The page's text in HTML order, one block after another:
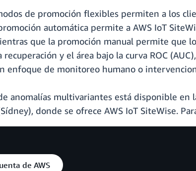
de promoción flexibles permiten a los
automática permite a AWS IoT
que la promoción manual permite que
recuperación y el área bajo la curva ROC
enfoque de monitoreo humano o
anomalías multivariantes está disponible en
donde se ofrece AWS IoT SiteWise.
de AWS